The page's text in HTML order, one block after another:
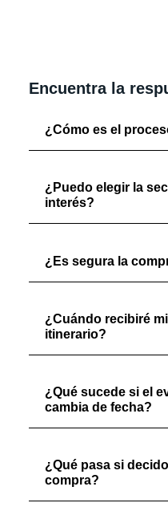
Encuentra la
¿Cómo es el
¿Puedo elegir la
interés?
¿Es segura la
¿Cuándo recibiré
itinerario?
¿Qué sucede si el
cambia de fecha?
¿Qué pasa si
compra?